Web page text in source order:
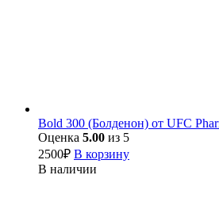
Bold 300 (Болденон) от UFC
Оценка 5.00 из 5
2500₽ В корзину
В наличии